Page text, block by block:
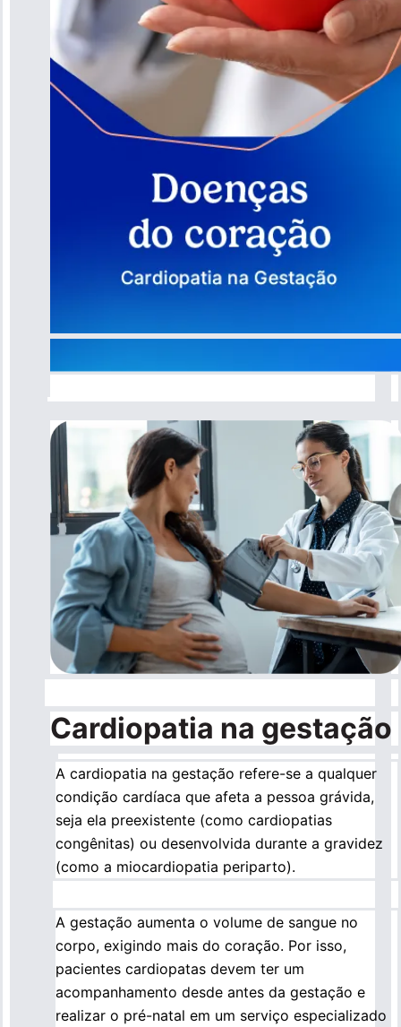
Guia do Coração
Cardiopatia na gestação
A cardiopatia na gestação refere-se a qualquer
condição cardíaca que afeta a pessoa grávida,
seja ela preexistente (como cardiopatias
congênitas) ou desenvolvida durante a gravidez
(como a miocardiopatia periparto).
A gestação aumenta o volume de sangue no
corpo, exigindo mais do coração. Por isso,
pacientes cardiopatas devem ter um
acompanhamento desde antes da gestação e
realizar o pré-natal em um serviço especializado